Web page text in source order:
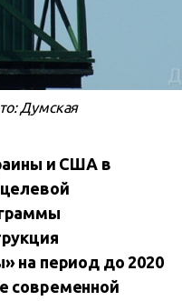
Думская
и США в
на период до 2020
современной